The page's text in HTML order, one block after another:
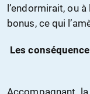
l’endormirait, ou
bonus, ce qui
Les